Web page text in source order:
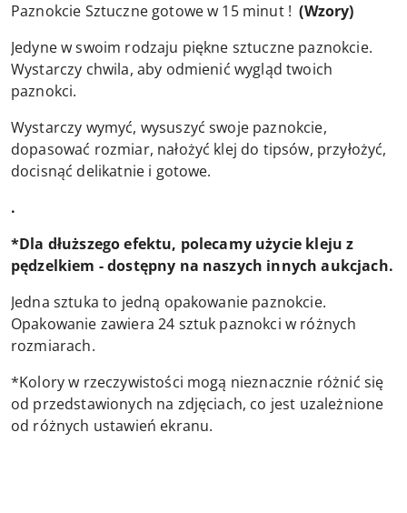
Paznokcie Sztuczne gotowe w 15 minut ! (Wzory)
Jedyne w swoim rodzaju piękne sztuczne paznokcie.
Wystarczy chwila, aby odmienić wygląd twoich
paznokci.
Wystarczy wymyć, wysuszyć swoje paznokcie,
dopasować rozmiar, nałożyć klej do tipsów, przyłożyć,
docisnąć delikatnie i gotowe.
.
*Dla dłuższego efektu, polecamy użycie kleju z
pędzelkiem - dostępny na naszych innych aukcjach.
Jedna sztuka to jedną opakowanie paznokcie.
Opakowanie zawiera 24 sztuk paznokci w różnych
rozmiarach.
*Kolory w rzeczywistości mogą nieznacznie różnić się
od przedstawionych na zdjęciach, co jest uzależnione
od różnych ustawień ekranu.